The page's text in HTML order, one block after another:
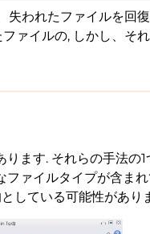
失われたファイルを回
ァイルの, しかし、そ
ます. それらの手法の
ァイルタイプが含ま
している可能性があり